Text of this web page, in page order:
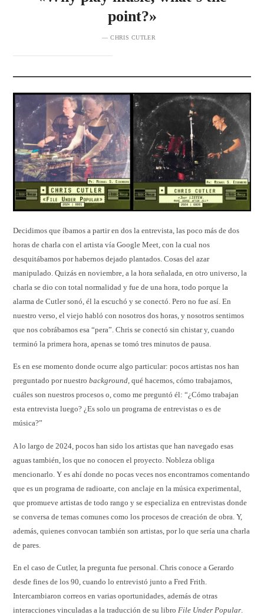
point?»
— CHRIS CUTLER
Decidimos que íbamos a partir en dos la entrevista, las poco más de dos
horas de charla con el artista vía Google Meet, con la cual nos
desquitábamos por habernos dejado plantados. Cosas del azar
manipulado. Quizás en noviembre, a la hora señalada, en otro universo, la
charla se dio con total normalidad y fue de una hora, todo porque la
alarma de Cutler sonó, él la escuchó y se conectó. Pero no fue así. En
nuestro verso, el viejo habló con nosotros dos horas, y nosotros sentimos
que nos cobrábamos esa “pera”. Chris se conectó sin chistar y, cuando
terminó la primera hora, apenas se tomó tres minutos de pausa.
Es en ese momento donde ocurre algo particular: pocos artistas nos han
preguntado por nuestrobackground, qué hacemos, cómo trabajamos,
cuáles son nuestros procesos o, como me preguntó él: “¿Cómo trabajan
esta entrevista luego? ¿Es solo un programa de entrevistas o es de
música?”
A lo largo de 2024, pocos han sido los artistas que han navegado esas
aguas también, los que no conocen el proyecto. Nobleza obliga
mencionarlo. Y es ahí donde no pocas veces nos encontramos comentando
que es un programa de radioarte, con anclaje en la música experimental,
que promueve artistas de todo rango y se especializa en entrevistas donde
se conversa de temas comunes como los procesos de creación de obra. Y,
además, quienes convocan también son artistas, por lo que sería una charla
de pares.
En el caso de Cutler, la pregunta fue personal. Chris conoce a Gerardo
desde fines de los 90, cuando lo entrevistó junto a Fred Frith.
Intercambiaron correos en varias oportunidades, además de otras
interacciones vinculadas a la traducción de su libroFile Under Popular.